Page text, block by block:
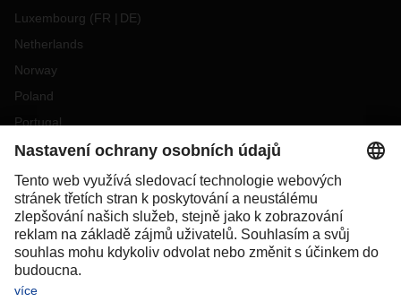
Luxembourg (FR DE)
Netherlands
Norway
Poland
Portugal
Romania
Slovakia
Spain
Sweden
Switzerland(DE FR)
Turkey